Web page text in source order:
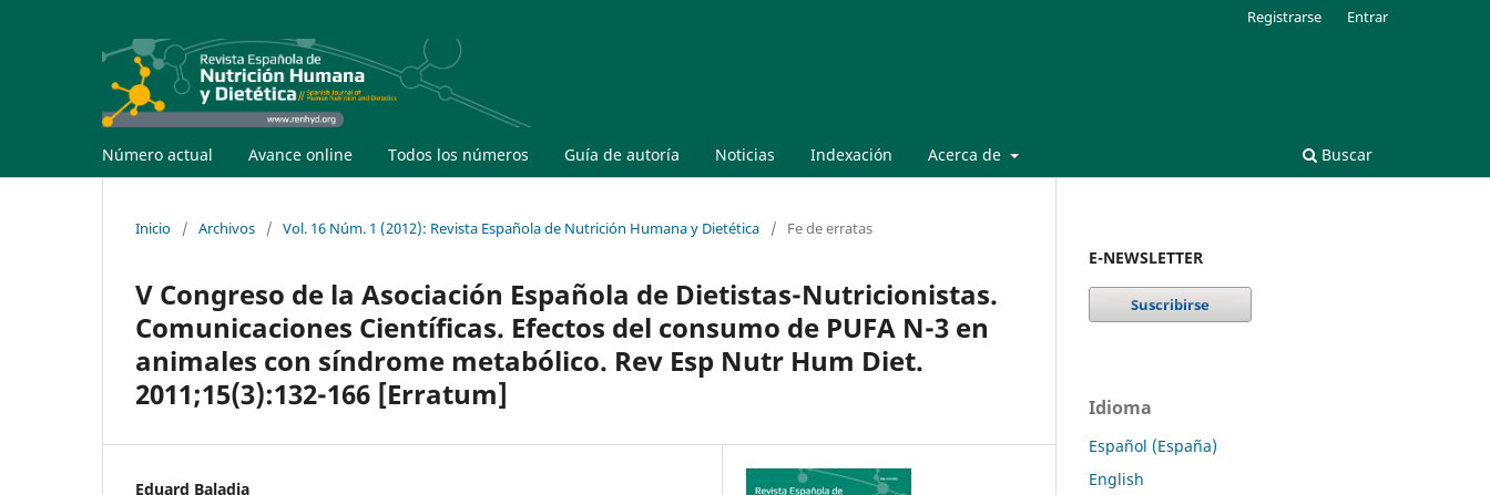
Número actual Avance online Todos los números Guía de autoría Noticias Indexación Acerca de Buscar
Registrarse Entrar
Inicio / Archivos / Vol. 16 Núm. 1 (2012): Revista Española de Nutrición Humana y Dietética / Fe de erratas
V Congreso de la Asociación Española de Dietistas-Nutricionistas.
Comunicaciones Científicas. Efectos del consumo de PUFA N-3 en
animales con síndrome metabólico. Rev Esp Nutr Hum Diet.
2011;15(3):132-166 [Erratum]
Eduard Baladia
E-NEWSLETTER
Idioma
Español (España)
English